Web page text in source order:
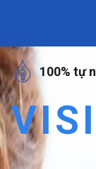
100% tự